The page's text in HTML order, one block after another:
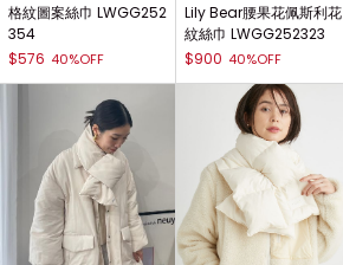
格紋圖案絲巾 LWGG252
354
$576 40%OFF
Lily Bear腰果花佩斯利花
紋絲巾 LWGG252323
$900 40%OFF